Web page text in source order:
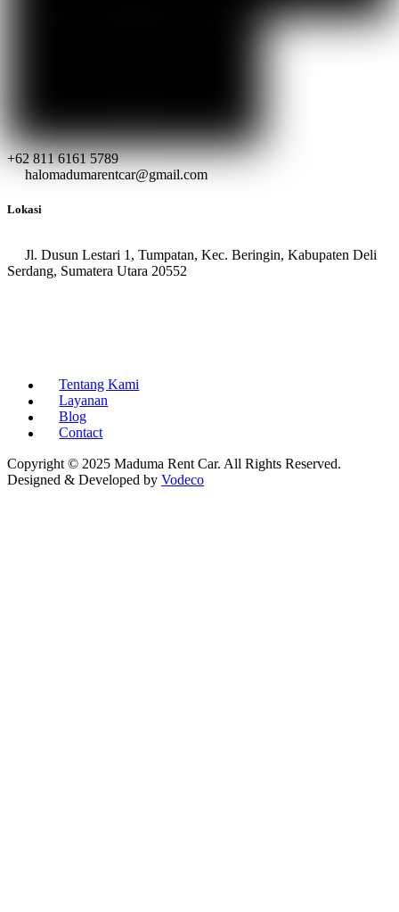
+62 811 6161 5789
halomadumarentcar@gmail.com
Lokasi
Jl. Dusun Lestari 1, Tumpatan, Kec. Beringin, Kabupaten Deli
Serdang, Sumatera Utara 20552
Tentang Kami
Layanan
Blog
Contact
Copyright © 2025 Maduma Rent Car. All Rights Reserved.
Designed & Developed by Vodeco